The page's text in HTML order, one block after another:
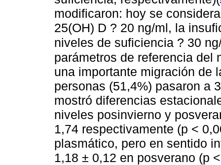
modificaron: hoy se
25(OH) D ? 20 ng/ml, la
niveles de suficiencia ? 30
parámetros de referencia del
una importante migración de
personas (51,4%) pasaron a
mostró diferencias
niveles posinvierno y
1,74 respectivamente (p <
plasmático, pero en sentido
1,18 ± 0,12 en posverano (p